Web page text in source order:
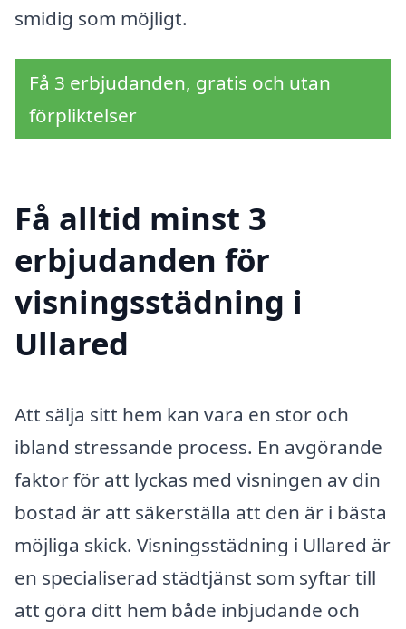
smidig som möjligt.
Få 3 erbjudanden, gratis och utan
förpliktelser
Få alltid minst 3
erbjudanden för
visningsstädning i
Ullared
Att sälja sitt hem kan vara en stor och
ibland stressande process. En avgörande
faktor för att lyckas med visningen av din
bostad är att säkerställa att den är i bästa
möjliga skick. Visningsstädning i Ullared är
en specialiserad städtjänst som syftar till
att göra ditt hem både inbjudande och